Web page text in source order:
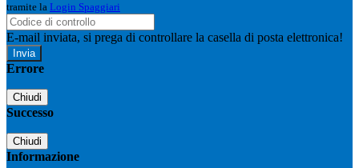
tramite la Login Spaggiari
E-mail inviata, si prega di controllare la casella di posta elettronica!
Errore
Chiudi
Successo
Chiudi
Informazione